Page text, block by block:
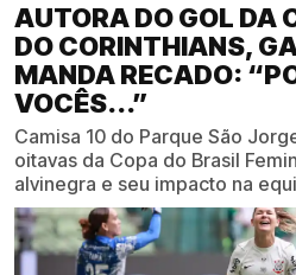
AUTORA DO GOL DA
DO CORINTHIANS,
MANDA RECADO:
VOCÊS...”
Camisa 10 do Parque São
oitavas da Copa do Brasil
alvinegra e seu impacto na